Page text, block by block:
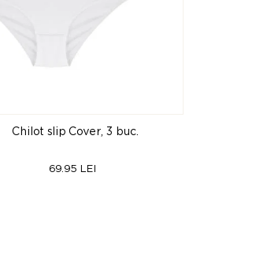
Chilot slip Cover, 3 buc.
69.95 LEI